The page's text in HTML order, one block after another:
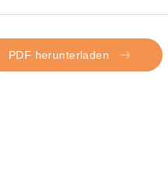
PDF herunterladen